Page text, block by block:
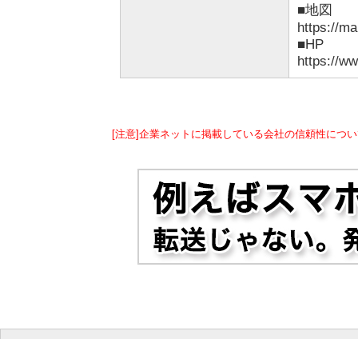
■地図
https://
■HP
https://
[注意]企業ネットに掲載している会社の信頼性につ